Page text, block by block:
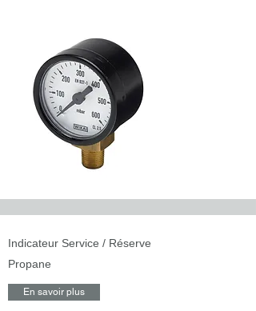
Indicateur Service / Réserve
Propane
En savoir plus